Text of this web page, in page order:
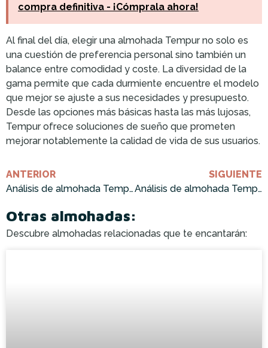
compra definitiva - ¡Cómprala ahora!
Al final del día, elegir una almohada Tempur no solo es
una cuestión de preferencia personal sino también un
balance entre comodidad y coste. La diversidad de la
gama permite que cada durmiente encuentre el modelo
que mejor se ajuste a sus necesidades y presupuesto.
Desde las opciones más básicas hasta las más lujosas,
Tempur ofrece soluciones de sueño que prometen
mejorar notablemente la calidad de vida de sus usuarios.
ANTERIOR
Análisis de almohada Tempur oferta: ¡Cómprala ahora!
SIGUIENTE
Análisis de almohada Tempur Millennium: ¡Cómprala ahora!
Otras almohadas:
Descubre almohadas relacionadas que te encantarán: